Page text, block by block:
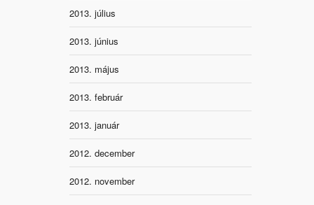
2013. július
2013. június
2013. május
2013. február
2013. január
2012. december
2012. november